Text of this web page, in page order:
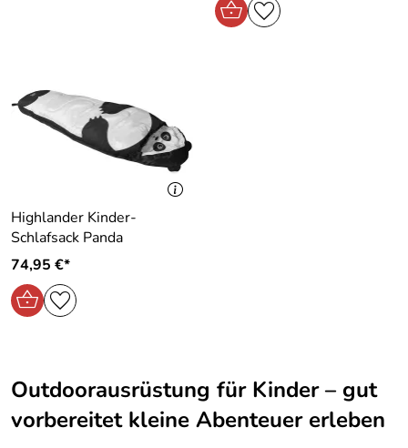
Highlander Kinder-
Schlafsack Panda
74,95 €*
Outdoorausrüstung für Kinder – gut
vorbereitet kleine Abenteuer erleben